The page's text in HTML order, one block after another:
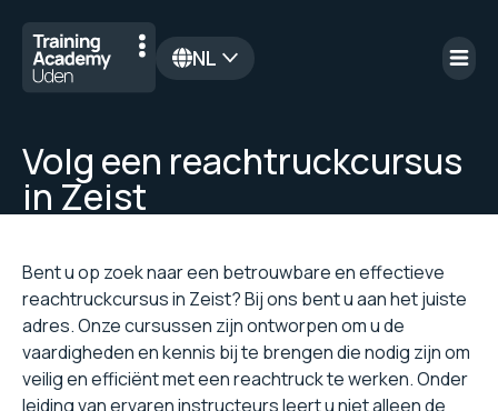
NL
Volg een reachtruckcursus
in Zeist
Bent u op zoek naar een betrouwbare en effectieve
reachtruckcursus in Zeist? Bij ons bent u aan het juiste
adres. Onze cursussen zijn ontworpen om u de
vaardigheden en kennis bij te brengen die nodig zijn om
veilig en efficiënt met een reachtruck te werken. Onder
leiding van ervaren instructeurs leert u niet alleen de